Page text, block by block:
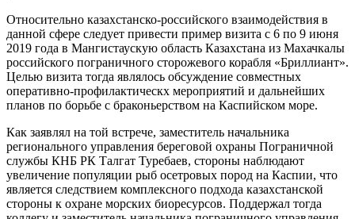
Относительно казахстанско-российского взаимодействия в
данной сфере следует привести пример визита с 6 по 9 июня
2019 года в Мангистаускую область Казахстана из Махачкалы
российского пограничного сторожевого корабля «Бриллиант».
Целью визита тогда являлось обсуждение совместных
оперативно-профилактическх мероприятий и дальнейших
планов по борьбе с браконьерством на Каспийском море.
Как заявлял на той встрече, заместитель начальника
регионального управления береговой охраны Пограничной
службы КНБ РК Талгат Туребаев, стороны наблюдают
увеличение популяции рыб осетровых пород на Каспии, что
является следствием комплексного подхода казахстанской
стороны к охране морских биоресурсов. Поддержал тогда